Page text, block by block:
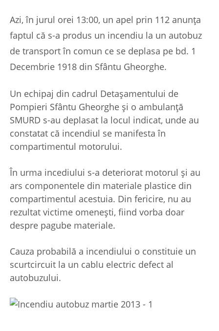
Azi, în jurul orei 13:00, un apel prin 112 anunţa
faptul că s-a produs un incendiu la un autobuz
de transport în comun ce se deplasa pe bd. 1
Decembrie 1918 din Sfântu Gheorghe.
Un echipaj din cadrul Detaşamentului de
Pompieri Sfântu Gheorghe şi o ambulanţă
SMURD s-au deplasat la locul indicat, unde au
constatat că incendiul se manifesta în
compartimentul motorului.
În urma incediului s-a deteriorat motorul şi au
ars componentele din materiale plastice din
compartimentul acestuia. Din fericire, nu au
rezultat victime omeneşti, fiind vorba doar
despre pagube materiale.
Cauza probabilă a incendiului o constituie un
scurtcircuit la un cablu electric defect al
autobuzului.